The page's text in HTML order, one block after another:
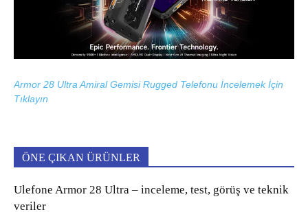
Armor 28 Ultra Amiral Gemisi Rugged Telefonu İncelemek İçin
Tıklayın
ÖNE ÇIKAN ÜRÜNLER
Ulefone Armor 28 Ultra – inceleme, test, görüş ve teknik
veriler